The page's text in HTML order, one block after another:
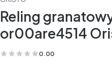
Reling
or00are4514
0.00
(Oceny: 0 Recenzje: 0)